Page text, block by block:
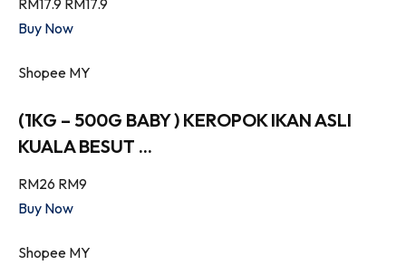
Buy Now
Shopee MY
(1KG – 500G BABY ) KEROPOK IKAN ASLI
KUALA BESUT ...
RM26 RM9
Buy Now
Shopee MY